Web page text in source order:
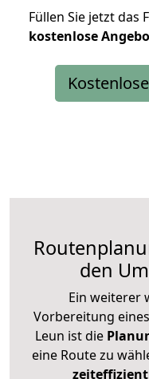
Füllen Sie jetzt das
kostenlose
den
Ein weiterer
Vorbereitung
Leun ist die
eine Route zu
zeiteffizient